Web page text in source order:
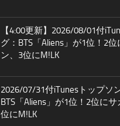
【4:00更新】2026/08/01付
グ：BTS「Aliens」が1位！2
ン、3位にM!LK
2026/07/31付iTunesトップソ
BTS「Aliens」が1位！2位に
位にM!LK